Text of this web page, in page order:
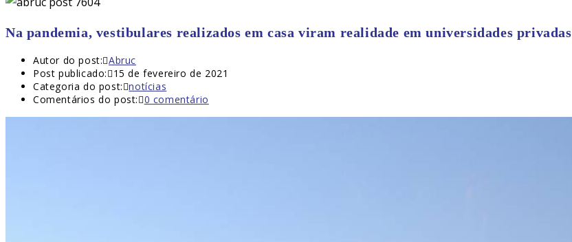
Na pandemia, vestibulares realizados em casa viram realidade em universidades privadas
Autor do post: Abruc
Post publicado:
15 de fevereiro de 2021
Categoria do post: notícias
Comentários do post: 0 comentário